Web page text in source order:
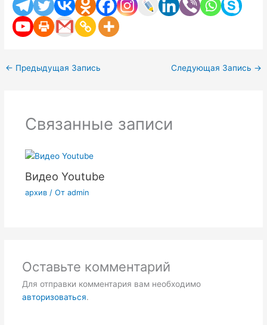
← Предыдущая Запись Следующая Запись →
Связанные записи
Видео Youtube
архив/ От admin
Оставьте комментарий
Для отправки комментария вам необходимо
авторизоваться.